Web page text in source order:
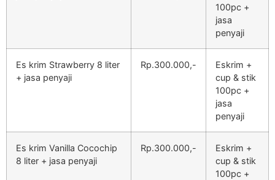
100pc +
jasa
penyaji
Es krim Strawberry 8 liter
+ jasa penyaji
Rp.300.000,-
Eskrim +
cup & stik
100pc +
jasa
penyaji
Es krim Vanilla Cocochip
8 liter + jasa penyaji
Rp.300.000,-
Eskrim +
cup & stik
100pc +